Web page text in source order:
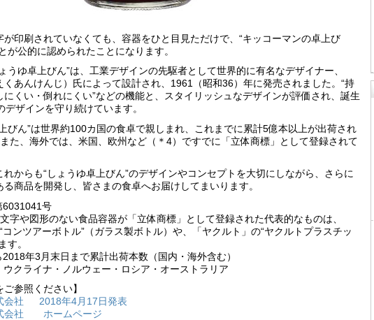
が印刷されていなくても、容器をひと目見ただけで、“キッコーマンの卓上び
が公的に認められたことになります。
うゆ卓上びん”は、工業デザインの先駆者として世界的に有名なデザイナー、
くあんけんじ）氏によって設計され、1961（昭和36）年に発売されました。“持
にくい・倒れにくい”などの機能と、スタイリッシュなデザインが評価され、誕生
ザインを守り続けています。
びん”は世界約100カ国の食卓で親しまれ、これまでに累計5億本以上が出荷され
た、海外では、米国、欧州など（＊4）ですでに「立体商標」として登録されて
からも“しょうゆ卓上びん”のデザインやコンセプトを大切にしながら、さらに
商品を開発し、皆さまの食卓へお届けしてまいります。
6031041号
字や図形のない食品容器が「立体商標」として登録された代表的なものは、
コンツアーボトル”（ガラス製ボトル）や、「ヤクルト」の“ヤクルトプラスチッ
す。
2018年3月末日まで累計出荷本数（国内・海外含む）
ウクライナ・ノルウェー・ロシア・オーストラリア
ご参照ください】
会社 2018年4月17日発表
会社 ホームページ